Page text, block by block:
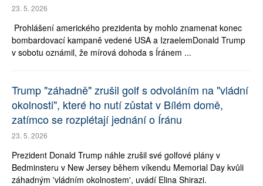
23. 5. 2026
Prohlášení amerického prezidenta by mohlo znamenat konec
bombardovací kampaně vedené USA a IzraelemDonald Trump
v sobotu oznámil, že mírová dohoda s Íránem ...
Trump "záhadně" zrušil golf s odvoláním na "vládní
okolnosti", které ho nutí zůstat v Bílém domě,
zatímco se rozplétají jednání o Íránu
23. 5. 2026
Prezident Donald Trump náhle zrušil své golfové plány v
Bedminsteru v New Jersey během víkendu Memorial Day kvůli
záhadným 'vládním okolnostem', uvádí Elina Shirazi.